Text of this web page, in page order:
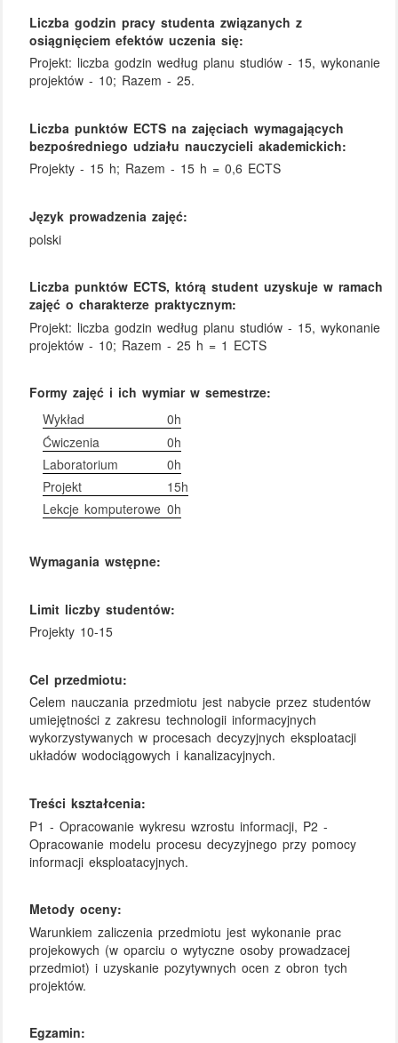
Liczba godzin pracy studenta związanych z
osiągnięciem efektów uczenia się:
Projekt: liczba godzin według planu studiów - 15, wykonanie
projektów - 10; Razem - 25.
Liczba punktów ECTS na zajęciach wymagających
bezpośredniego udziału nauczycieli akademickich:
Projekty - 15 h; Razem - 15 h = 0,6 ECTS
Język prowadzenia zajęć:
polski
Liczba punktów ECTS, którą student uzyskuje w ramach
zajęć o charakterze praktycznym:
Projekt: liczba godzin według planu studiów - 15, wykonanie
projektów - 10; Razem - 25 h = 1 ECTS
Formy zajęć i ich wymiar w semestrze:
Wykład
0h
Ćwiczenia
0h
Laboratorium
0h
Projekt
15h
Lekcje komputerowe 0h
Wymagania wstępne:
Limit liczby studentów:
Projekty 10-15
Cel przedmiotu:
Celem nauczania przedmiotu jest nabycie przez studentów
umiejętności z zakresu technologii informacyjnych
wykorzystywanych w procesach decyzyjnych eksploatacji
układów wodociągowych i kanalizacyjnych.
Treści kształcenia:
P1 - Opracowanie wykresu wzrostu informacji, P2 -
Opracowanie modelu procesu decyzyjnego przy pomocy
informacji eksploatacyjnych.
Metody oceny:
Warunkiem zaliczenia przedmiotu jest wykonanie prac
projekowych (w oparciu o wytyczne osoby prowadzacej
przedmiot) i uzyskanie pozytywnych ocen z obron tych
projektów.
Egzamin: